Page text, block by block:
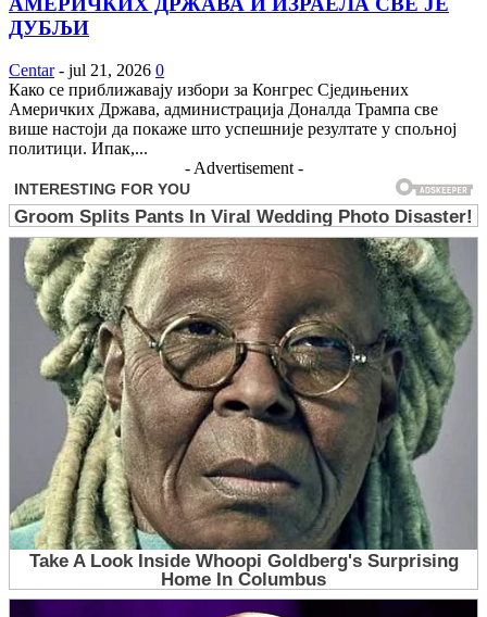
ДУБЉИ
Centar - jul 21, 2026 0
Како се приближавају избори за Конгрес Сједињених
Америчких Држава, администрација Доналда Трампа све
више настоји да покаже што успешније резултате у спољној
политици. Ипак,...
- Advertisement -